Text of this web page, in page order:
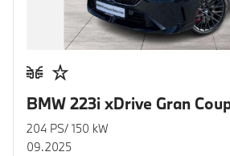
BMW 223i xDrive Gran
204 PS/ 150 kW
09.2025